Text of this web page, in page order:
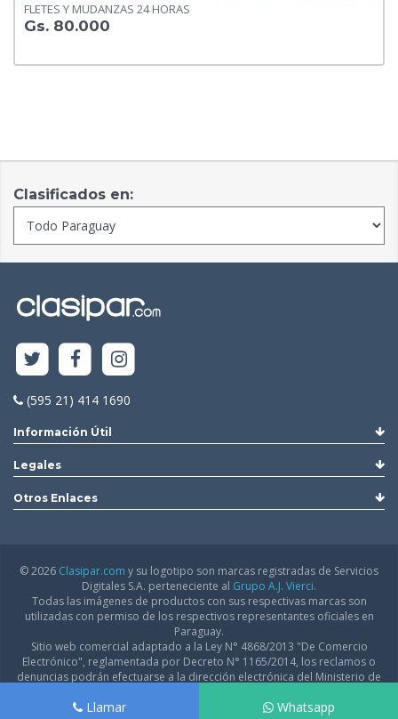
FLETES Y MUDANZAS 24 HORAS
Gs. 80.000
Llamar Whatsapp
Clasificados en:
(595 21) 414 1690
Información Útil
Legales
Otros Enlaces
© 2026 Clasipar.com y su logotipo son marcas registradas de Servicios
Digitales S.A. perteneciente al Grupo A.J. Vierci.
Todas las imágenes de productos con sus respectivas marcas son
utilizadas con permiso de los respectivos representantes oficiales en
Paraguay.
Sitio web comercial adaptado a la Ley N° 4868/2013 "De Comercio
Electrónico", reglamentada por Decreto N° 1165/2014, los reclamos o
denuncias podrán efectuarse a la dirección electrónica del Ministerio de